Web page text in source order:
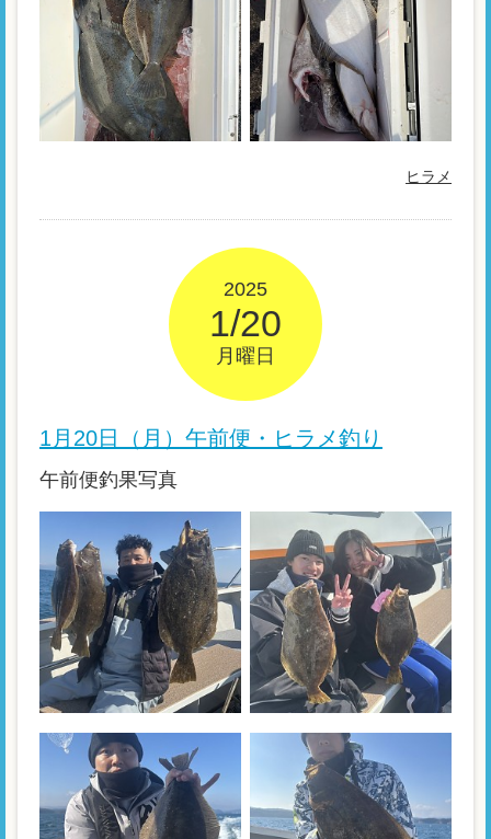
ヒラメ
2025
1/20
月曜日
1月20日（月）午前便・ヒラメ釣り
午前便釣果写真